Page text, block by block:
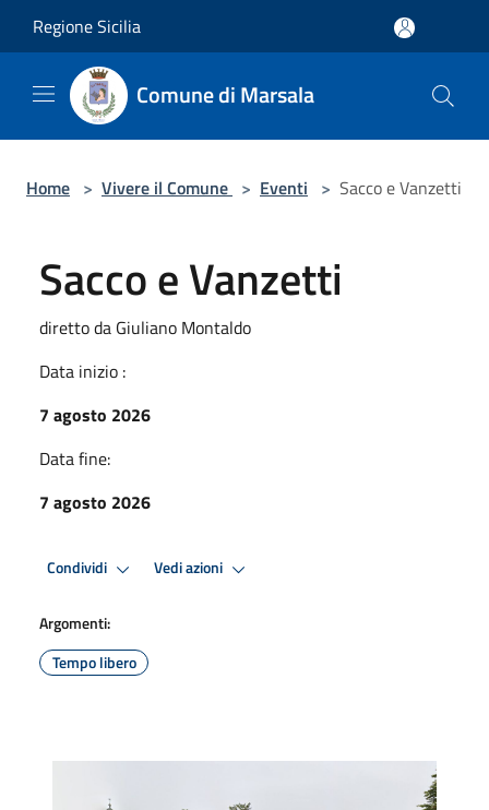
Regione Sicilia
Comune di Marsala
Home > Vivere il Comune > Eventi > Sacco e Vanzetti
Sacco e Vanzetti
diretto da Giuliano Montaldo
Data inizio :
7 agosto 2026
Data fine:
7 agosto 2026
Condividi Vedi azioni
Argomenti:
Tempo libero